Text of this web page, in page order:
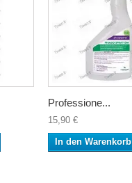
Professione...
15,90 €
In den Warenkorb